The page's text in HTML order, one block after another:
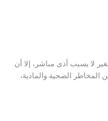
لا يسبب أذى مباشر، إلا أن
المخاطر الصحية والمادية،